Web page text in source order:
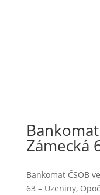
Zámecká
Bankomat ČSOB
63 – Uzeniny,